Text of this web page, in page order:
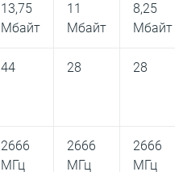
13,75
Мбайт
11
Мбайт
8,25
Мбайт
44 28 28
2666
МГц
2666
МГц
2666
МГц